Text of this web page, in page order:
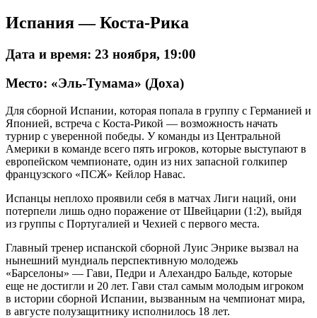
Испания — Коста-Рика
Дата и время: 23 ноября, 19:00
Место: «Эль-Тумама» (Доха)
Для сборной Испании, которая попала в группу с Германией и
Японией, встреча с Коста-Рикой — возможность начать
турнир с уверенной победы. У команды из Центральной
Америки в команде всего пять игроков, которые выступают в
европейском чемпионате, один из них запасной голкипер
французского «ПСЖ» Кейлор Навас.
Испанцы неплохо проявили себя в матчах Лиги наций, они
потерпели лишь одно поражение от Швейцарии (1:2), выйдя
из группы с Португалией и Чехией с первого места.
Главный тренер испанской сборной Луис Энрике вызвал на
нынешний мундиаль перспективную молодежь
«Барселоны» — Гави, Педри и Алехандро Бальде, которые
еще не достигли и 20 лет. Гави стал самым молодым игроком
в истории сборной Испании, вызванным на чемпионат мира,
в августе полузащитнику исполнилось 18 лет.